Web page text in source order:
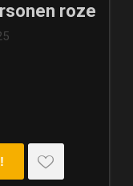
roze